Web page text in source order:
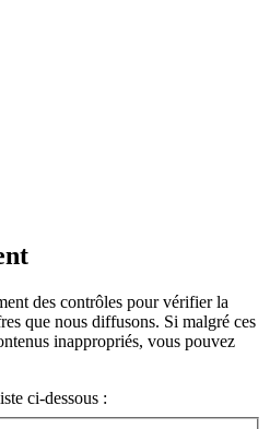
des contrôles pour vérifier la
que nous diffusons. Si malgré ces
inappropriés, vous pouvez
ci-dessous :